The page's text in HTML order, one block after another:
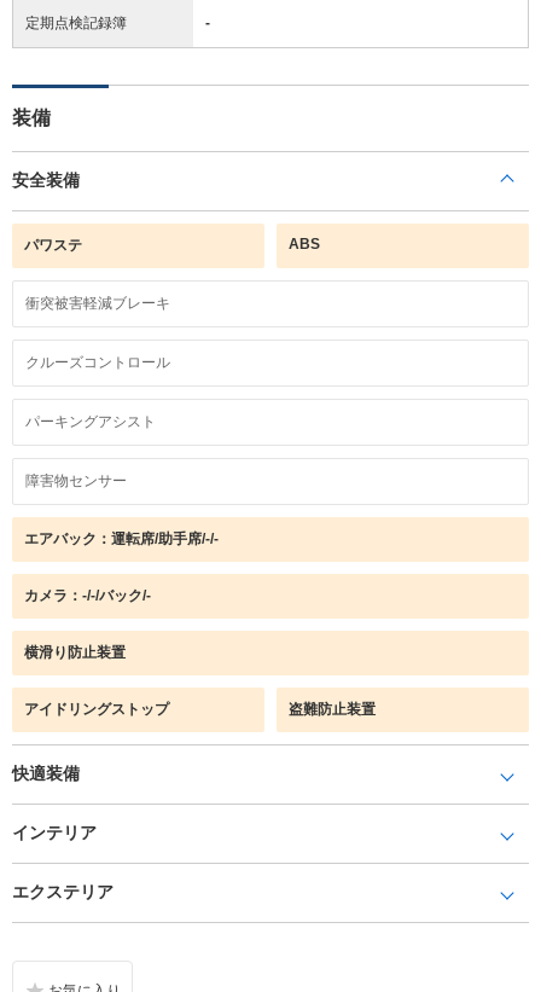
定期点検記録簿 -
装備
安全装備
パワステ ABS
衝突被害軽減ブレーキ
クルーズコントロール
パーキングアシスト
障害物センサー
エアバック：運転席/助手席/-/-
カメラ：-/-/バック/-
横滑り防止装置
アイドリングストップ 盗難防止装置
快適装備
インテリア
エクステリア